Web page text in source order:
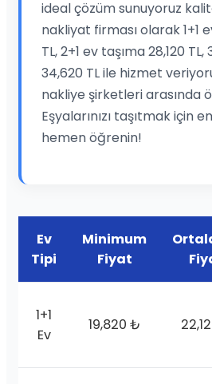
ideal çözüm sunuyoruz
nakliyat firması olarak 1+1
TL, 2+1 ev taşıma 28,120
34,620 TL ile hizmet
nakliye şirketleri arasında
Eşyalarınızı taşıtmak için
hemen öğrenin!
Ev
Tipi
Minimum
Fiyat
1+1
Ev
19,820 ₺